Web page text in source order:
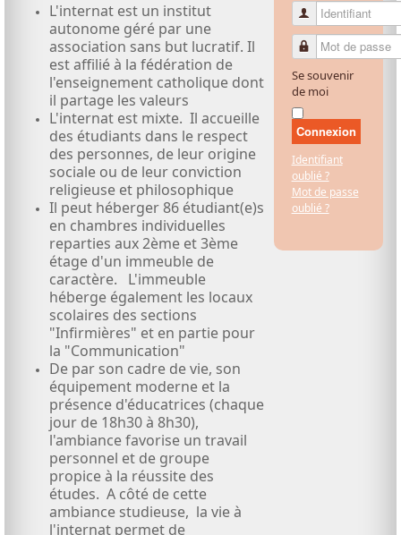
L'internat est un institut
autonome géré par une
association sans but lucratif. Il
est affilié à la fédération de
l'enseignement catholique dont
il partage les valeurs
L'internat est mixte. Il accueille
des étudiants dans le respect
des personnes, de leur origine
sociale ou de leur conviction
religieuse et philosophique
Il peut héberger 86 étudiant(e)s
en chambres individuelles
reparties aux 2ème et 3ème
étage d'un immeuble de
caractère. L'immeuble
héberge également les locaux
scolaires des sections
"Infirmières" et en partie pour
la "Communication"
De par son cadre de vie, son
équipement moderne et la
présence d'éducatrices (chaque
jour de 18h30 à 8h30),
l'ambiance favorise un travail
personnel et de groupe
propice à la réussite des
études. A côté de cette
ambiance studieuse, la vie à
l'internat permet de
Identifiant
Mot de passe
Se souvenir
de moi
Connexion
Identifiant
oublié ?
Mot de passe
oublié ?